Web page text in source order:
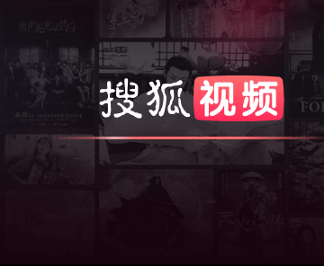
体
出
亮度
饱和度
对比度